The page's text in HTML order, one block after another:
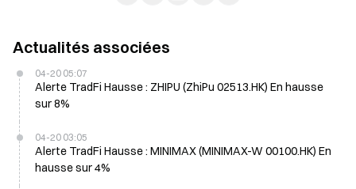
Actualités associées
04-20 05:07
Alerte TradFi Hausse : ZHIPU (ZhiPu 02513.HK) En hausse
sur 8%
04-20 03:05
Alerte TradFi Hausse : MINIMAX (MINIMAX-W 00100.HK) En
hausse sur 4%